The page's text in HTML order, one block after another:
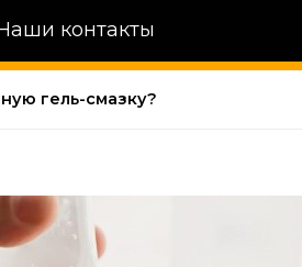
контакты
гель-смазку?